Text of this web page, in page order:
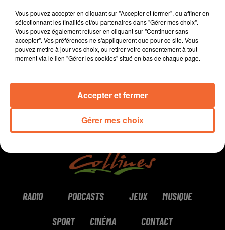
vacances sportives pour les ados thouarsais...
0:00 8 min 59 sec
RADIO PODCASTS JEUX MUSIQUE
SPORT CINÉMA CONTACT
Vous pouvez accepter en cliquant sur "Accepter et fermer", ou affiner en
sélectionnant les finalités et/ou partenaires dans "Gérer mes choix".
Vous pouvez également refuser en cliquant sur "Continuer sans
accepter". Vos préférences ne s'appliqueront que pour ce site. Vous
pouvez mettre à jour vos choix, ou retirer votre consentement à tout
moment via le lien "Gérer les cookies" situé en bas de chaque page.
Gérer mes choix
Accepter et fermer